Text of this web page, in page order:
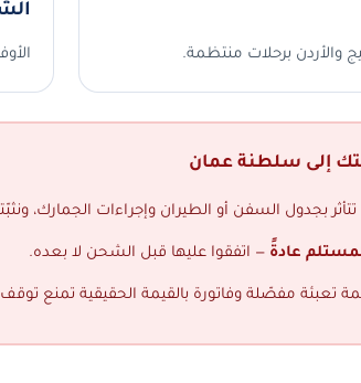
والأردن برحلات منتظمة.
إلى سلطنة عمان
بجدول السفن أو الطيران وإجراءات الجمارك،
عادةً — اتفقوا عليها قبل الشحن لا بعده.
تعبئة مفصّلة وفاتورة بالقيمة الحقيقية تمنع